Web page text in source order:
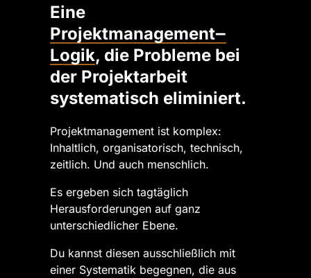
Projektmanagement‒
Logik, die Probleme bei
der Projektarbeit
systematisch eliminiert.
Projektmanagement ist komplex:
Inhaltlich, organisatorisch, technisch,
zeitlich. Und auch menschlich.
Es ergeben sich tagtäglich
Herausforderungen auf ganz
unterschiedlicher Ebene.
Du kannst diesen ausschließlich mit
einer Systematik begegnen, die aus